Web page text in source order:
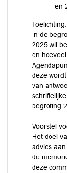
en
Toelichting:
In de
2025 wil
en hoeveel
deze
van
begroting
Voorstel
Het doel
advies
de
deze